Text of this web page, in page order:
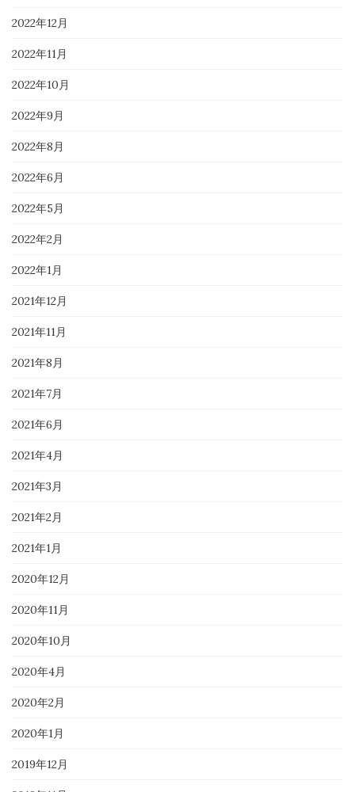
2022年12月
2022年11月
2022年10月
2022年9月
2022年8月
2022年6月
2022年5月
2022年2月
2022年1月
2021年12月
2021年11月
2021年8月
2021年7月
2021年6月
2021年4月
2021年3月
2021年2月
2021年1月
2020年12月
2020年11月
2020年10月
2020年4月
2020年2月
2020年1月
2019年12月